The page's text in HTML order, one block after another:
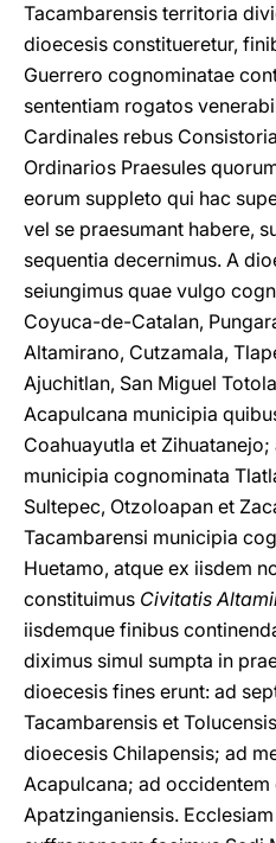
Tacambarensis territoria
dioecesis constitueretur,
Guerrero cognominatae
sententiam rogatos
Cardinales rebus
Ordinarios Praesules
eorum suppleto qui hac
vel se praesumant habere,
sequentia decernimus. A
seiungimus quae vulgo
Coyuca-de-Catalan,
Altamirano, Cutzamala,
Ajuchitlan, San Miguel
Acapulcana municipia
Coahuayutla et
municipia cognominata
Sultepec, Otzoloapan et
Tacambarensi municipia
Huetamo, atque ex iisdem
constituimus Civitatis
iisdemque finibus
diximus simul sumpta in
dioecesis fines erunt: ad
Tacambarensis et
dioecesis Chilapensis; ad
Acapulcana; ad
Apatzinganiensis.